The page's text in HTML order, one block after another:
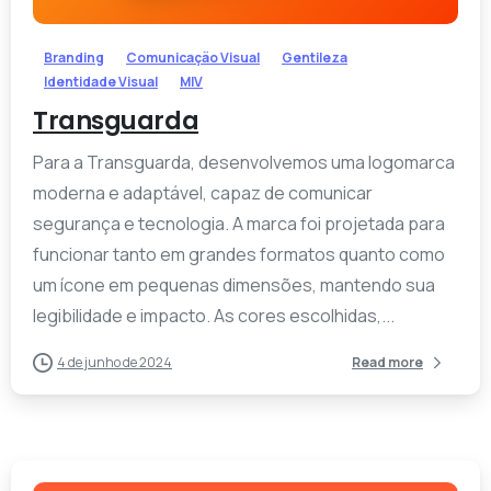
Branding Comunicação Visual
Gentileza
Identidade Visual
MIV
Transguarda
Para a Transguarda, desenvolvemos uma logomarca
moderna e adaptável, capaz de comunicar
segurança e tecnologia. A marca foi projetada para
funcionar tanto em grandes formatos quanto como
um ícone em pequenas dimensões, mantendo sua
legibilidade e impacto. As cores escolhidas,...
4 de junho de 2024 Read more